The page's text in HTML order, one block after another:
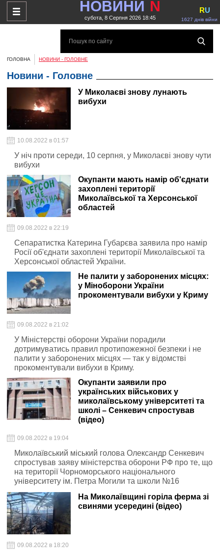
НОВИНИ N
субота, 8 Серпня 2026 18:45 1627 днів війни
RU
ГОЛОВНА НОВИНИ - ГОЛОВНЕ
Новини - Головне
У Миколаєві знову лунають
вибухи
10.08.2022 в 01:57
У ніч проти середи, 10 серпня, у Миколаєві знову чути
вибухи
Окупанти мають намір об'єднати
захоплені території
Миколаївської та Херсонської
областей
09.08.2022 в 22:19
Сепаратистка Катерина Губарєва заявила про намір
Росії об'єднати захоплені території Миколаївської та
Херсонської областей України.
Не палити у заборонених місцях:
у Міноборони України
прокоментували вибухи у Криму
09.08.2022 в 21:02
У Міністерстві оборони України порадили
дотримуватись правил протипожежної безпеки і не
палити у заборонених місцях — так у відомстві
прокоментували вибухи в Криму.
Окупанти заявили про
українських військових у
миколаївському університеті та
школі – Сенкевич спростував
(відео)
09.08.2022 в 19:04
Миколаївський міський голова Олександр Сенкевич
спростував заяву міністерства оборони РФ про те, що
на території Чорноморського національного
університету ім. Петра Могили та школи №16
знаходяться українські військові, а також склади
боєприпасів. Про це мер повідомив у соціальних
мережах.
На Миколаївщині горіла ферма зі
свинями усередині (відео)
09.08.2022 в 18:20